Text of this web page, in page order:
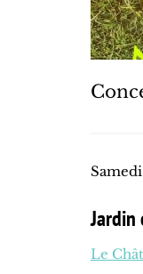
Jardin
Le